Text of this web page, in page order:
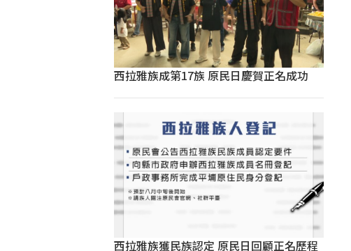
西拉雅族成第17族 原民日慶賀正名成功
西拉雅族獲民族認定 原民日回顧正名歷程